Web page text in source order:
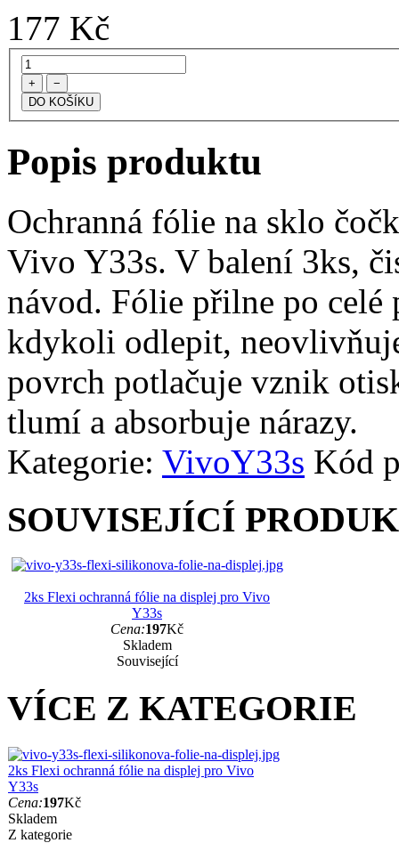
177 Kč
+ −
Popis produktu
Ochranná fólie na sklo
Vivo Y33s. V balení 3ks,
návod. Fólie přilne po celé
kdykoli odlepit,
povrch potlačuje vznik
tlumí a absorbuje nárazy.
Kategorie: VivoY33s Kód
SOUVISEJÍCÍ
2ks Flexi ochranná fólie na displej pro Vivo
Y33s
Cena:197Kč
Skladem
Související
VÍCE Z KATEGORIE
2ks Flexi ochranná fólie na displej pro Vivo
Y33s
Cena:197Kč
Skladem
Z kategorie